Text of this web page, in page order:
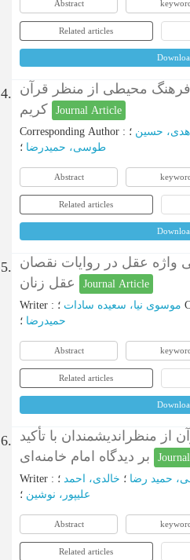
Abstract keyword
Related articles
4. فرهنگ محیطی از منظر قرآن
Journal Article
Corresponding Author : حسین
طوسی، حمیدرضا ؛
Abstract
Related articles
5. واژه عقل در روایات نقصان
Journal Article
Writer : موسوی نیا، سعیده سادات
حمیدرضا ؛
Abstract
Related articles
6. منظر‌اندیشمندان با تأکید
Writer : حمید رضا ؛ خالدی، احمد
علیپور، نوشین ؛
Abstract
Related articles